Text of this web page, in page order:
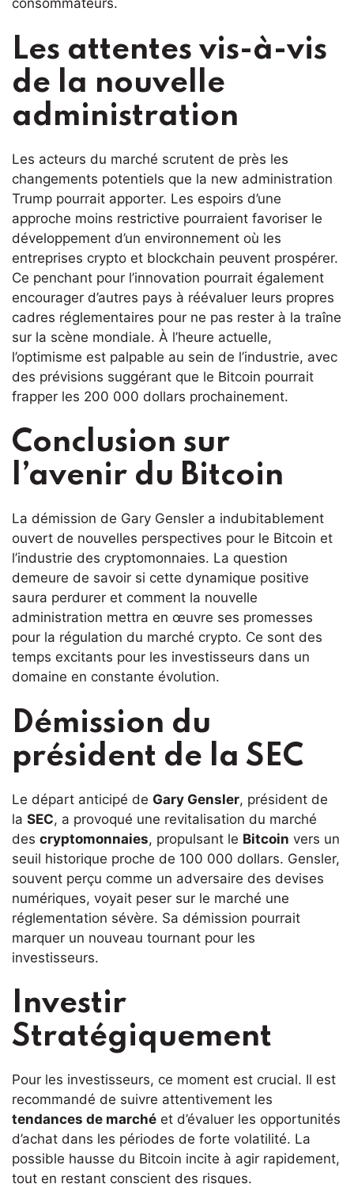
consommateurs.
Les attentes vis-à-vis
de la nouvelle
administration
Les acteurs du marché scrutent de près les
changements potentiels que la new administration
Trump pourrait apporter. Les espoirs d’une
approche moins restrictive pourraient favoriser le
développement d’un environnement où les
entreprises crypto et blockchain peuvent prospérer.
Ce penchant pour l’innovation pourrait également
encourager d’autres pays à réévaluer leurs propres
cadres réglementaires pour ne pas rester à la traîne
sur la scène mondiale. À l’heure actuelle,
l’optimisme est palpable au sein de l’industrie, avec
des prévisions suggérant que le Bitcoin pourrait
frapper les 200 000 dollars prochainement.
Conclusion sur
l’avenir du Bitcoin
La démission de Gary Gensler a indubitablement
ouvert de nouvelles perspectives pour le Bitcoin et
l’industrie des cryptomonnaies. La question
demeure de savoir si cette dynamique positive
saura perdurer et comment la nouvelle
administration mettra en œuvre ses promesses
pour la régulation du marché crypto. Ce sont des
temps excitants pour les investisseurs dans un
domaine en constante évolution.
Démission du
président de la SEC
Le départ anticipé de Gary Gensler, président de
la SEC, a provoqué une revitalisation du marché
des cryptomonnaies, propulsant le Bitcoin vers un
seuil historique proche de 100 000 dollars. Gensler,
souvent perçu comme un adversaire des devises
numériques, voyait peser sur le marché une
réglementation sévère. Sa démission pourrait
marquer un nouveau tournant pour les
investisseurs.
Investir
Stratégiquement
Pour les investisseurs, ce moment est crucial. Il est
recommandé de suivre attentivement les
tendances de marché et d’évaluer les opportunités
d’achat dans les périodes de forte volatilité. La
possible hausse du Bitcoin incite à agir rapidement,
tout en restant conscient des risques.